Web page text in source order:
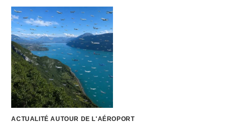
ACTUALITÉ AUTOUR DE L'AÉROPORT